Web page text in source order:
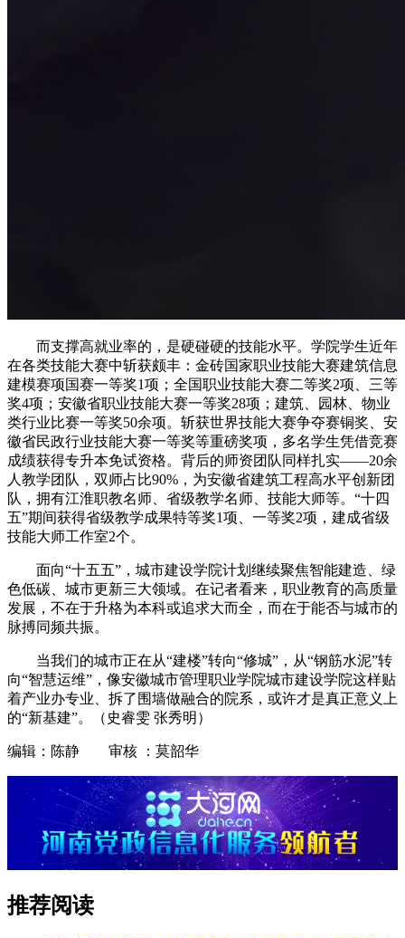
而支撑高就业率的，是硬碰硬的技能水平。学院学生近年
在各类技能大赛中斩获颇丰：金砖国家职业技能大赛建筑信息
建模赛项国赛一等奖1项；全国职业技能大赛二等奖2项、三等
奖4项；安徽省职业技能大赛一等奖28项；建筑、园林、物业
类行业比赛一等奖50余项。斩获世界技能大赛争夺赛铜奖、安
徽省民政行业技能大赛一等奖等重磅奖项，多名学生凭借竞赛
成绩获得专升本免试资格。背后的师资团队同样扎实——20余
人教学团队，双师占比90%，为安徽省建筑工程高水平创新团
队，拥有江淮职教名师、省级教学名师、技能大师等。“十四
五”期间获得省级教学成果特等奖1项、一等奖2项，建成省级
技能大师工作室2个。
面向“十五五”，城市建设学院计划继续聚焦智能建造、绿
色低碳、城市更新三大领域。在记者看来，职业教育的高质量
发展，不在于升格为本科或追求大而全，而在于能否与城市的
脉搏同频共振。
当我们的城市正在从“建楼”转向“修城”，从“钢筋水泥”转
向“智慧运维”，像安徽城市管理职业学院城市建设学院这样贴
着产业办专业、拆了围墙做融合的院系，或许才是真正意义上
的“新基建”。（史睿雯 张秀明）
编辑：陈静 审核 ：莫韶华
推荐阅读